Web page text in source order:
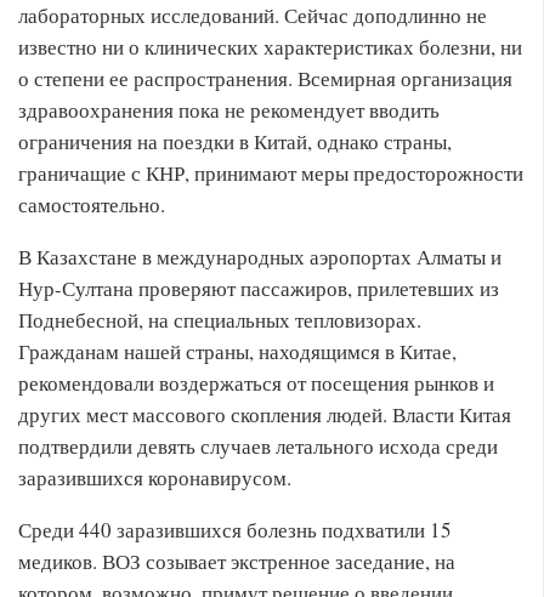
лабораторных исследований. Сейчас доподлинно не
известно ни о клинических характеристиках болезни, ни
о степени ее распространения. Всемирная организация
здравоохранения пока не рекомендует вводить
ограничения на поездки в Китай, однако страны,
граничащие с КНР, принимают меры предосторожности
самостоятельно.
В Казахстане в международных аэропортах Алматы и
Нур-Султана проверяют пассажиров, прилетевших из
Поднебесной, на специальных тепловизорах.
Гражданам нашей страны, находящимся в Китае,
рекомендовали воздержаться от посещения рынков и
других мест массового скопления людей. Власти Китая
подтвердили девять случаев летального исхода среди
заразившихся коронавирусом.
Среди 440 заразившихся болезнь подхватили 15
медиков. ВОЗ созывает экстренное заседание, на